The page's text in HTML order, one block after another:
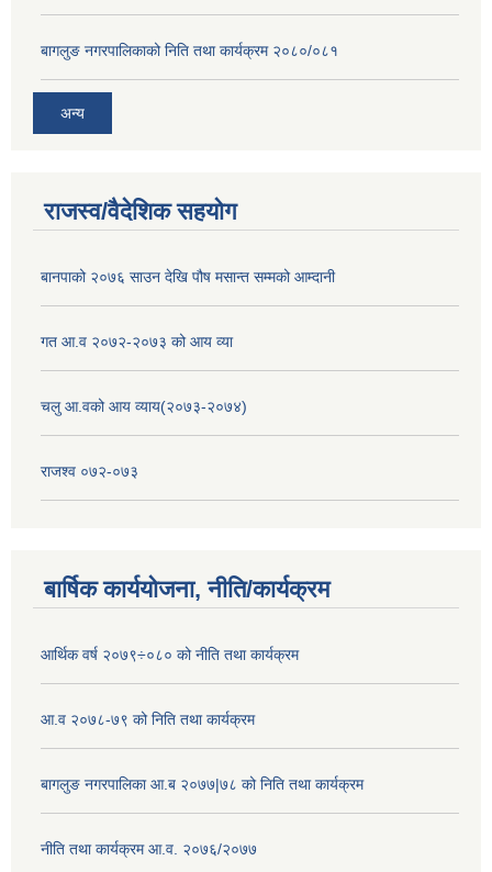
बागलुङ नगरपालिकाको निति तथा कार्यक्रम २०८०/०८१
अन्य
राजस्व/वैदेशिक सहयोग
बानपाको २०७६ साउन देखि पौष मसान्त सम्मको आम्दानी
गत आ.व २०७२-२०७३ को आय व्या
चलु आ.वको आय व्याय(२०७३-२०७४)
राजश्व ०७२-०७३
बार्षिक कार्ययोजना, नीति/कार्यक्रम
आर्थिक वर्ष २०७९÷०८० को नीति तथा कार्यक्रम
आ.व २०७८-७९ को निति तथा कार्यक्रम
बागलुङ नगरपालिका आ.ब २०७७|७८ को निति तथा कार्यक्रम
नीति तथा कार्यक्रम आ.व. २०७६/२०७७